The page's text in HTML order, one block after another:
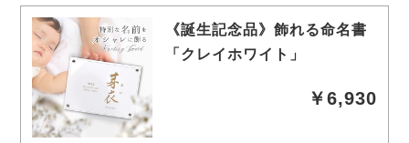
《誕生記念品》飾れる命名書
「クレイホワイト」
￥6,930